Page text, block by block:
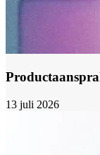
13 juli 2026